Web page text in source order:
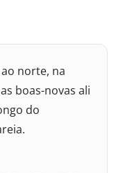
norte, na
boas-novas ali
do